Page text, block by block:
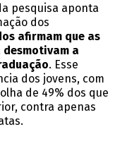
pesquisa aponta
dos
afirmam que as
a
. Esse
dos jovens, com
de 49% dos que
contra apenas